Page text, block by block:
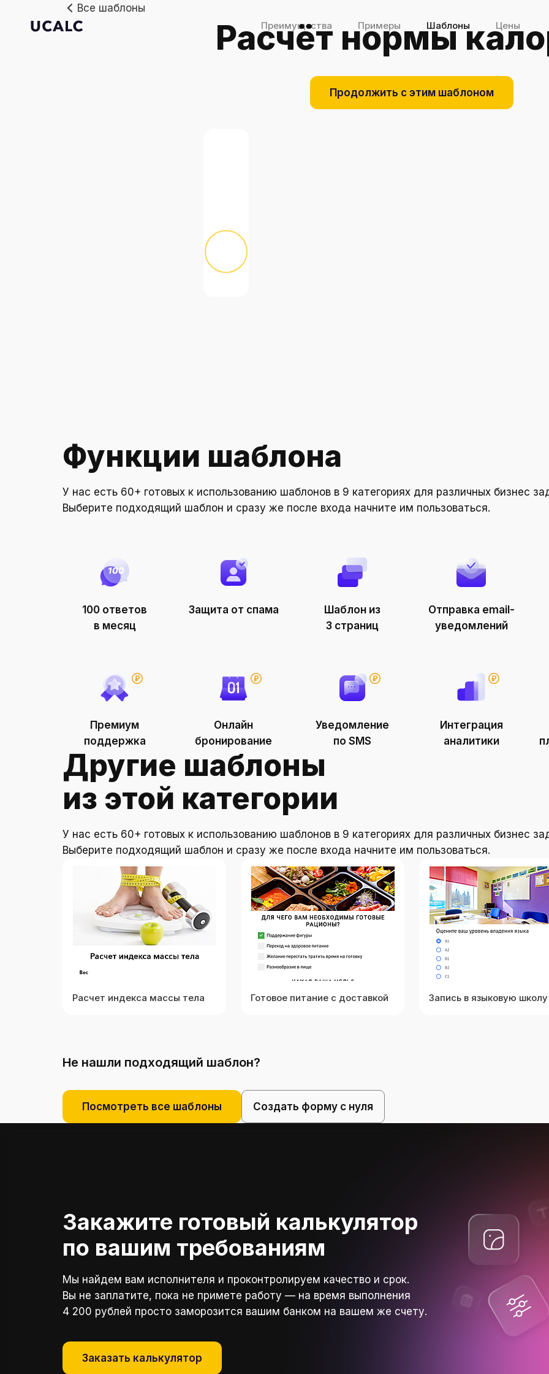
Преимущества Примеры Шаблоны
Цены
Вход
Преимущества
Автосервис
Экономика и финансы
Клининговые услуги
Красота и здоровье
Шаблон «Расчёт нормы калорий»
Все шаблоны
Расчёт нормы
Продолжить с этим шаблоном
Функции шаблона
У нас есть 60+ готовых к использованию шаблонов в 9 категориях для различных бизнес
Выберите подходящий шаблон и сразу же после входа начните им пользоваться.
100 ответов
в месяц
Защита от спама
Шаблон из
3 страниц
Отправка email-
уведомлений
Премиум
поддержка
Онлайн
бронирование
Уведомление
по SMS
Интеграция
аналитики
Другие шаблоны
из этой категории
У нас есть 60+ готовых к использованию шаблонов в 9 категориях для различных бизнес
Выберите подходящий шаблон и сразу же после входа начните им пользоваться.
Расчет индекса массы тела Готовое питание с доставкой Запись в языковую школу
Не нашли подходящий шаблон?
Посмотреть все шаблоны Создать форму с нуля
Закажите готовый калькулятор
по вашим требованиям
Мы найдем вам исполнителя и проконтролируем качество и срок.
Вы не заплатите, пока не примете работу — на время выполнения
4 200 рублей просто заморозится вашим банком на вашем же счету.
Заказать калькулятор